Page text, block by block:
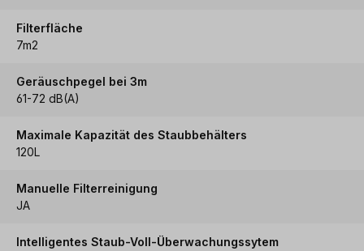
Filterfläche
7m2
Geräuschpegel bei 3m
61-72 dB(A)
Maximale Kapazität des Staubbehälters
120L
Manuelle Filterreinigung
JA
Intelligentes Staub-Voll-Überwachungssytem